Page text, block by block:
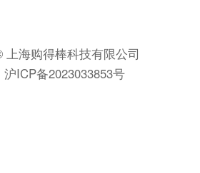
上海购得棒科技有限公司
沪ICP备2023033853号